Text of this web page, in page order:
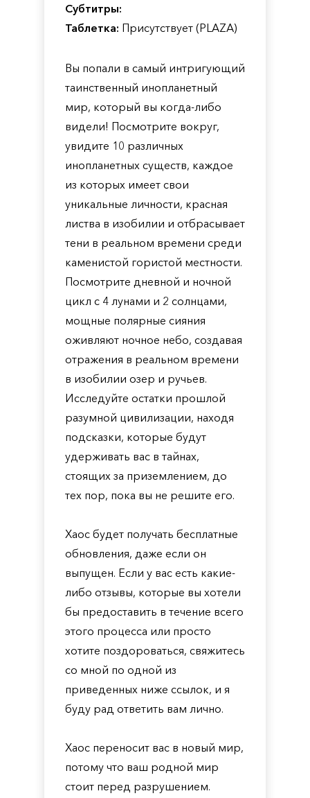
Субтитры:
Таблетка: Присутствует (PLAZA)
Вы попали в самый интригующий
таинственный инопланетный
мир, который вы когда-либо
видели! Посмотрите вокруг,
увидите 10 различных
инопланетных существ, каждое
из которых имеет свои
уникальные личности, красная
листва в изобилии и отбрасывает
тени в реальном времени среди
каменистой гористой местности.
Посмотрите дневной и ночной
цикл с 4 лунами и 2 солнцами,
мощные полярные сияния
оживляют ночное небо, создавая
отражения в реальном времени
в изобилии озер и ручьев.
Исследуйте остатки прошлой
разумной цивилизации, находя
подсказки, которые будут
удерживать вас в тайнах,
стоящих за приземлением, до
тех пор, пока вы не решите его.
Хаос будет получать бесплатные
обновления, даже если он
выпущен. Если у вас есть какие-
либо отзывы, которые вы хотели
бы предоставить в течение всего
этого процесса или просто
хотите поздороваться, свяжитесь
со мной по одной из
приведенных ниже ссылок, и я
буду рад ответить вам лично.
Хаос переносит вас в новый мир,
потому что ваш родной мир
стоит перед разрушением.